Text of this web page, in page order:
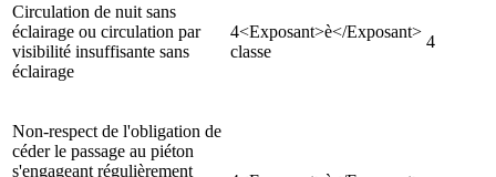
Circulation de nuit sans
éclairage ou circulation par
visibilité insuffisante sans
éclairage
4<Exposant>è</Exposant>
classe
4
Non-respect de l'obligation de
céder le passage au piéton
s'engageant régulièrement